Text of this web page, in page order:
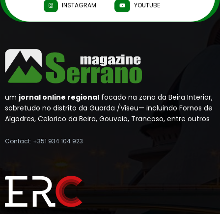
INSTAGRAM
YOUTUBE
um jornal online regional focado na zona da Beira Interior,
sobretudo no distrito da Guarda /Viseu— incluindo Fornos de
Algodres, Celorico da Beira, Gouveia, Trancoso, entre outros
Contact: +351 934 104 923